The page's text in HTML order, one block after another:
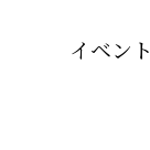
イベント